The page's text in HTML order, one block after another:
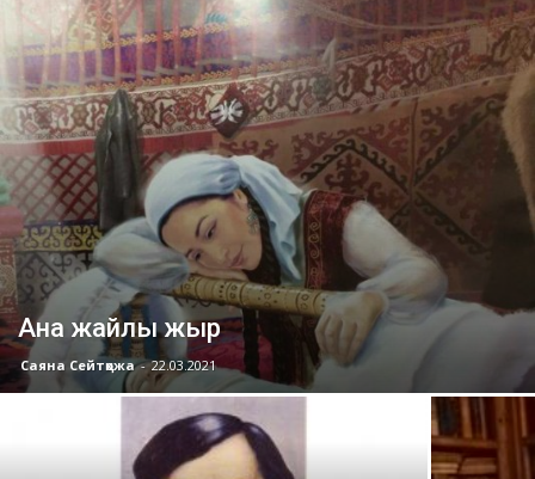
Ана жайлы жыр
Саяна Сейтқожа - 22.03.2021